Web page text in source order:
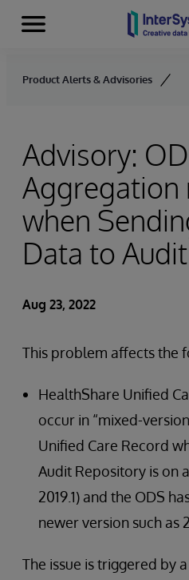
Skip to content
Menu
Product Alerts & Advisories
Advisory:
Aggregation
when
Data to
Aug 23, 2022
This problem affects the
HealthShare Unified
occur in “mixed-
Unified Care Record
Audit Repository is on
2019.1) and the ODS
newer version such as
The issue is triggered by